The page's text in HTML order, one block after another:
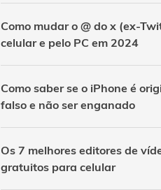
Como mudar o @ do x (ex-
celular e pelo PC em 2024
Como saber se o iPhone é
falso e não ser enganado
Os 7 melhores editores de
gratuitos para celular